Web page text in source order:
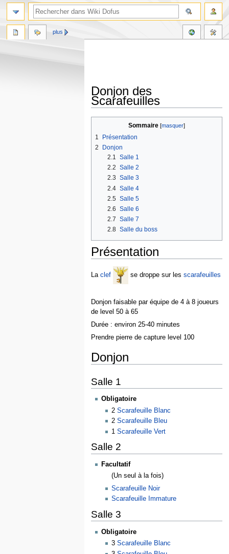
Donjon des
Scarafeuilles
navigation
recherche
Sommaire
1
Présentation
2
Donjon
2.1 Salle 1
2.2 Salle 2
2.3 Salle 3
2.4 Salle 4
2.5 Salle 5
2.6 Salle 6
2.7 Salle 7
2.8 Salle du boss
Présentation
La clef se droppe sur les scarafeuilles
Donjon faisable par équipe de 4 à 8 joueurs
de level 50 à 65
Durée : environ 25-40 minutes
Prendre pierre de capture level 100
Donjon
Salle 1
Obligatoire
2Scarafeuille Blanc
2Scarafeuille Bleu
1Scarafeuille Vert
Salle 2
Facultatif
(Un seul à la fois)
Scarafeuille Noir
Scarafeuille Immature
Salle 3
Obligatoire
3Scarafeuille Blanc
plus